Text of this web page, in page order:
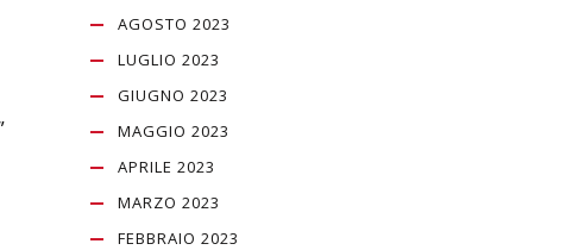
AGOSTO 2023
LUGLIO 2023
GIUGNO 2023
MAGGIO 2023
APRILE 2023
MARZO 2023
FEBBRAIO 2023